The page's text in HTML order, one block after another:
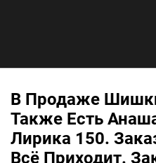
В Продаже
Также Есть
Лирика 150.
Всё Приходит.